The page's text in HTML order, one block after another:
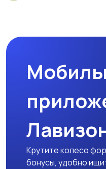
Крутите колесо
бонусы, удобно